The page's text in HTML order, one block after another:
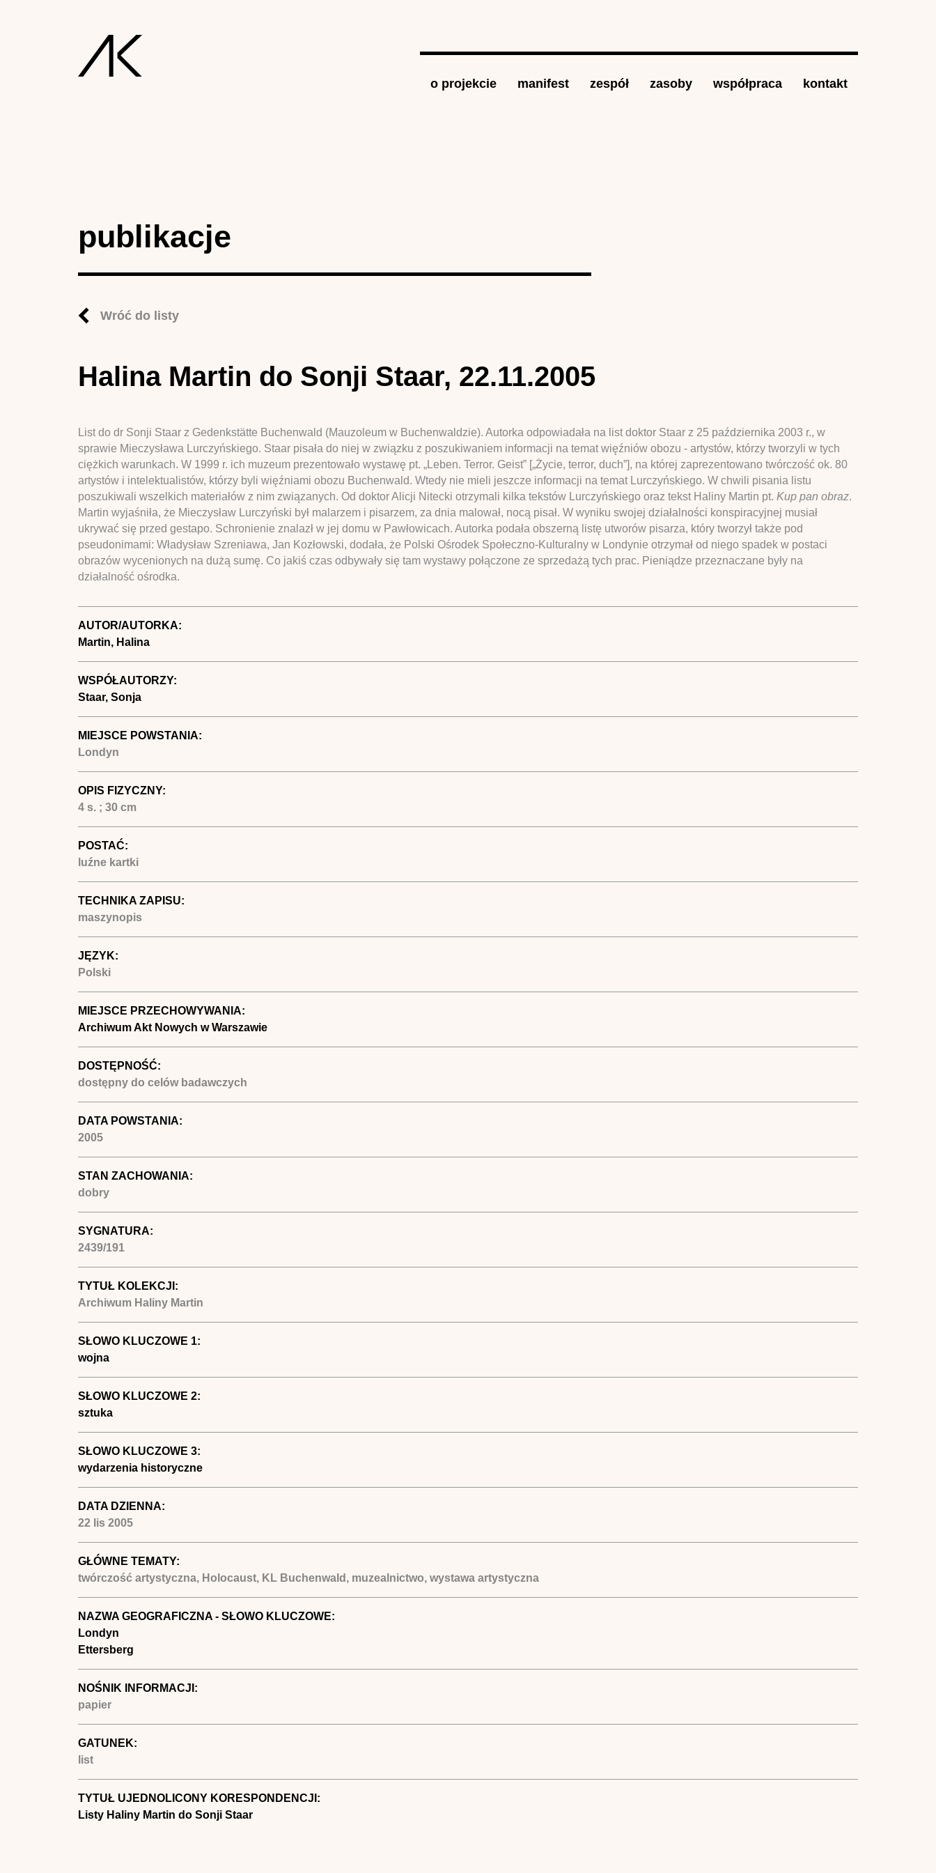
o projekcie manifest zespół zasoby współpraca kontakt
publikacje
Wróć do listy
Halina Martin do Sonji Staar, 22.11.2005
List do dr Sonji Staar z Gedenkstätte Buchenwald (Mauzoleum w Buchenwaldzie). Autorka odpowiadała na list doktor Staar z 25 października 2003 r., w
sprawie Mieczysława Lurczyńskiego. Staar pisała do niej w związku z poszukiwaniem informacji na temat więźniów obozu - artystów, którzy tworzyli w tych
ciężkich warunkach. W 1999 r. ich muzeum prezentowało wystawę pt. „Leben. Terror. Geist” [„Życie, terror, duch”], na której zaprezentowano twórczość ok. 80
artystów i intelektualistów, którzy byli więźniami obozu Buchenwald. Wtedy nie mieli jeszcze informacji na temat Lurczyńskiego. W chwili pisania listu
poszukiwali wszelkich materiałów z nim związanych. Od doktor Alicji Nitecki otrzymali kilka tekstów Lurczyńskiego oraz tekst Haliny Martin pt. Kup pan obraz.
Martin wyjaśniła, że Mieczysław Lurczyński był malarzem i pisarzem, za dnia malował, nocą pisał. W wyniku swojej działalności konspiracyjnej musiał
ukrywać się przed gestapo. Schronienie znalazł w jej domu w Pawłowicach. Autorka podała obszerną listę utworów pisarza, który tworzył także pod
pseudonimami: Władysław Szreniawa, Jan Kozłowski, dodała, że Polski Ośrodek Społeczno-Kulturalny w Londynie otrzymał od niego spadek w postaci
obrazów wycenionych na dużą sumę. Co jakiś czas odbywały się tam wystawy połączone ze sprzedażą tych prac. Pieniądze przeznaczane były na
działalność ośrodka.
AUTOR/AUTORKA:
Martin, Halina
WSPÓŁAUTORZY:
Staar, Sonja
MIEJSCE POWSTANIA:
Londyn
OPIS FIZYCZNY:
4 s. ; 30 cm
POSTAĆ:
luźne kartki
TECHNIKA ZAPISU:
maszynopis
JĘZYK:
Polski
MIEJSCE PRZECHOWYWANIA:
Archiwum Akt Nowych w Warszawie
DOSTĘPNOŚĆ:
dostępny do celów badawczych
DATA POWSTANIA:
2005
STAN ZACHOWANIA:
dobry
SYGNATURA:
2439/191
TYTUŁ KOLEKCJI:
Archiwum Haliny Martin
SŁOWO KLUCZOWE 1:
wojna
SŁOWO KLUCZOWE 2:
sztuka
SŁOWO KLUCZOWE 3:
wydarzenia historyczne
DATA DZIENNA:
22 lis 2005
GŁÓWNE TEMATY:
twórczość artystyczna, Holocaust, KL Buchenwald, muzealnictwo, wystawa artystyczna
NAZWA GEOGRAFICZNA - SŁOWO KLUCZOWE:
Londyn
Ettersberg
NOŚNIK INFORMACJI:
papier
GATUNEK:
list
TYTUŁ UJEDNOLICONY KORESPONDENCJI:
Listy Haliny Martin do Sonji Staar